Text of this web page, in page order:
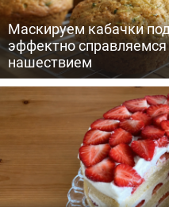
Маскируем кабачки
эффектно
нашествием